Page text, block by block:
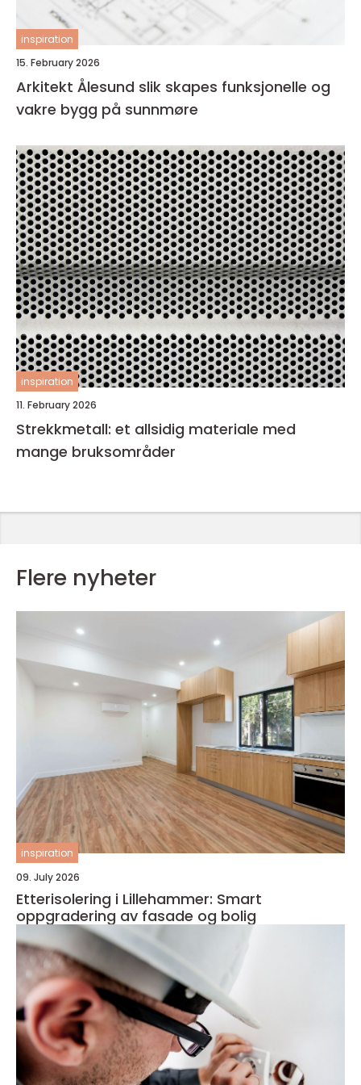
inspiration
15. February 2026
Arkitekt Ålesund slik skapes funksjonelle og
vakre bygg på sunnmøre
inspiration
11. February 2026
Strekkmetall: et allsidig materiale med
mange bruksområder
Flere nyheter
inspiration
09. July 2026
Etterisolering i Lillehammer: Smart
oppgradering av fasade og bolig